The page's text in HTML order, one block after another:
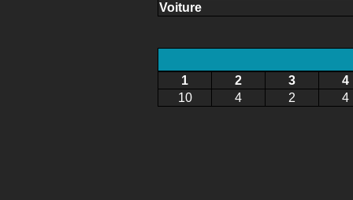
Voiture
1 2 3
4
10
4 2 4